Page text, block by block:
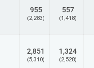
955
(2,283)
557
(1,418)
2,851
(5,310)
1,324
(2,528)